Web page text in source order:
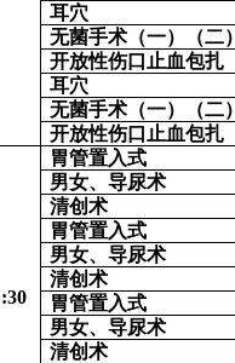
耳穴
无菌手术（一）（二）
开放性伤口止血包扎
耳穴
无菌手术（一）（二）
开放性伤口止血包扎
:30
胃管置入式
男女、导尿术
清创术
胃管置入式
男女、导尿术
清创术
胃管置入式
男女、导尿术
清创术